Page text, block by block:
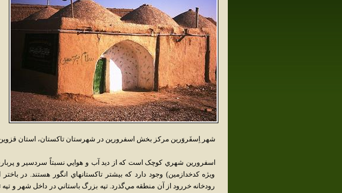
شهر اِسفَروَرين مرکز بخش اسفرورين در شهرستان تاکستان، استان
اسفرورين شهري کوچک است که از ديد آب و هوايي نسبتاً سردسير و
ويژه کدخدازمين) وجود دارد که بيشتر تاکستانهاي انگور هستند. در
رودخانه خررود از آن منطقه مي‌گذرد. تپه بزرگ باستاني در داخل شهر و